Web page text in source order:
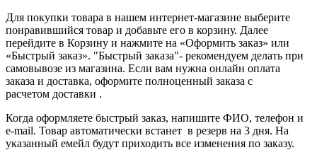
Для покупки товара в нашем интернет-магазине выберите
понравившийся товар и добавьте его в корзину. Далее
перейдите в Корзину и нажмите на «Оформить заказ» или
«Быстрый заказ». "Быстрый заказа"- рекомендуем делать при
самовывозе из магазина. Если вам нужна онлайн оплата
заказа и доставка, оформите полноценный заказа с
расчетом доставки .
Когда оформляете быстрый заказ, напишите ФИО, телефон и
e-mail. Товар автоматически встанет в резерв на 3 дня. На
указанный емейл будут приходить все изменения по заказу.